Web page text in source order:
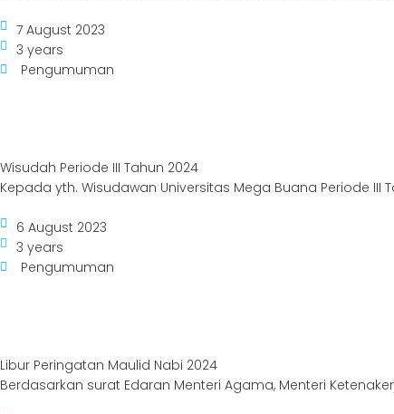
7 August 2023
3 years
Pengumuman
Wisudah Periode III Tahun 2024
Kepada yth. Wisudawan Universitas Mega Buana Periode III
6 August 2023
3 years
Pengumuman
Libur Peringatan Maulid Nabi 2024
Berdasarkan surat Edaran Menteri Agama, Menteri